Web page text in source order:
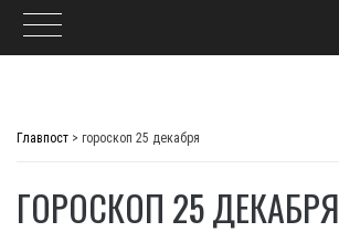
Главпост > гороскоп 25 декабря
ГОРОСКОП 25 ДЕКАБРЯ